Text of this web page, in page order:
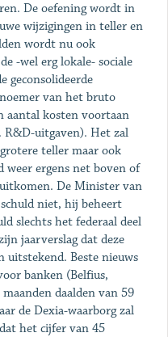
De oefening wordt in
wijzigingen in teller en
wordt nu ook
-wel erg lokale- sociale
geconsolideerde
van het bruto
aantal kosten voortaan
R&D-uitgaven). Het zal
teller maar ook
weer ergens net boven of
De Minister van
niet, hij beheert
slechts het federaal deel
jaarverslag dat deze
uitstekend. Beste nieuws
banken (Belfius,
daalden van 59
de Dexia-waarborg zal
het cijfer van 45